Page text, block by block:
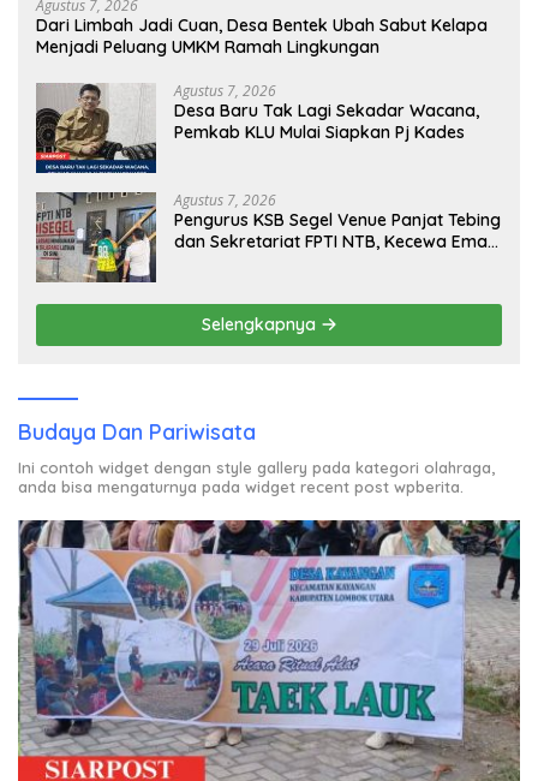
Agustus 7, 2026
Dari Limbah Jadi Cuan, Desa Bentek Ubah Sabut Kelapa
Menjadi Peluang UMKM Ramah Lingkungan
Agustus 7, 2026
Desa Baru Tak Lagi Sekadar Wacana,
Pemkab KLU Mulai Siapkan Pj Kades
Agustus 7, 2026
Pengurus KSB Segel Venue Panjat Tebing
dan Sekretariat FPTI NTB, Kecewa Emas
Selengkapnya
Budaya Dan Pariwisata
Ini contoh widget dengan style gallery pada kategori olahraga,
anda bisa mengaturnya pada widget recent post wpberita.